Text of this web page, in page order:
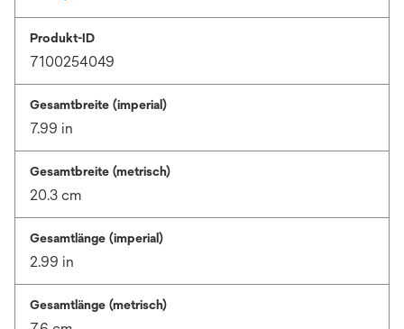
Produkt-ID
7100254049
Gesamtbreite (imperial)
7.99 in
Gesamtbreite (metrisch)
20.3 cm
Gesamtlänge (imperial)
2.99 in
Gesamtlänge (metrisch)